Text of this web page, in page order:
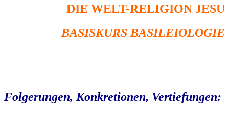
DIE WELT-RELIGION JESU
BASISKURS BASILEIOLOGIE
Folgerungen, Konkretionen, Vertiefungen: